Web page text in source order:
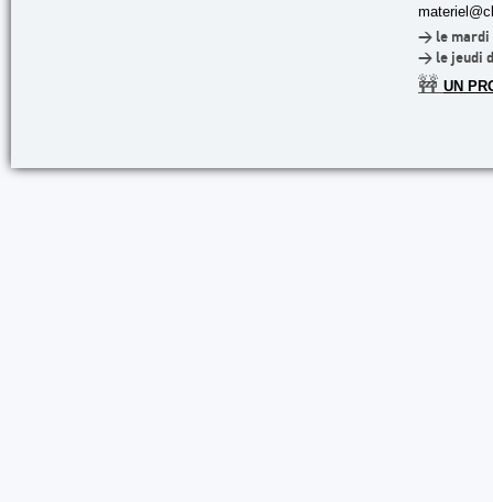
> le mardi
> le jeudi
🚧 UN